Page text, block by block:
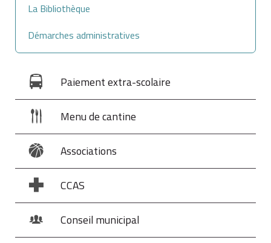
La Bibliothèque
Démarches administratives
Paiement extra-scolaire
Menu de cantine
Associations
CCAS
Conseil municipal